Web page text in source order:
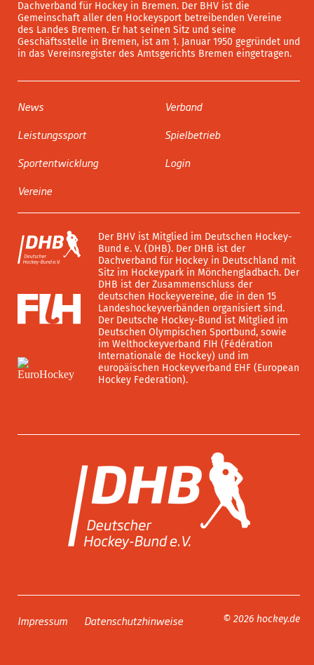
Dachverband für Hockey in Bremen. Der BHV ist die
Gemeinschaft aller den Hockeysport betreibenden Vereine
des Landes Bremen. Er hat seinen Sitz und seine
Geschäftsstelle in Bremen, ist am 1. Januar 1950 gegründet und
in das Vereinsregister des Amtsgerichts Bremen eingetragen.
News
Leistungssport
Sportentwicklung
Vereine
Verband
Spielbetrieb
Login
Der BHV ist Mitglied im Deutschen Hockey-
Bund e. V. (DHB). Der DHB ist der
Dachverband für Hockey in Deutschland mit
Sitz im Hockeypark in Mönchengladbach. Der
DHB ist der Zusammenschluss der
deutschen Hockeyvereine, die in den 15
Landeshockeyverbänden organisiert sind.
Der Deutsche Hockey-Bund ist Mitglied im
Deutschen Olympischen Sportbund, sowie
im Welthockeyverband FIH (Fédération
Internationale de Hockey) und im
europäischen Hockeyverband EHF (European
Hockey Federation).
Impressum Datenschutzhinweise © 2026 hockey.de